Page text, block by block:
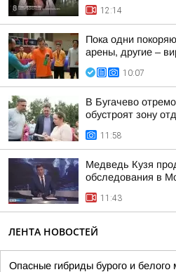
12:14
Пока одни
арены, другие –
10:07
В Бугачево
обустроят зону
11:58
Медведь Кузя
обследования в
11:43
ЛЕНТА НОВОСТЕЙ
Опасные гибриды бурого и белого